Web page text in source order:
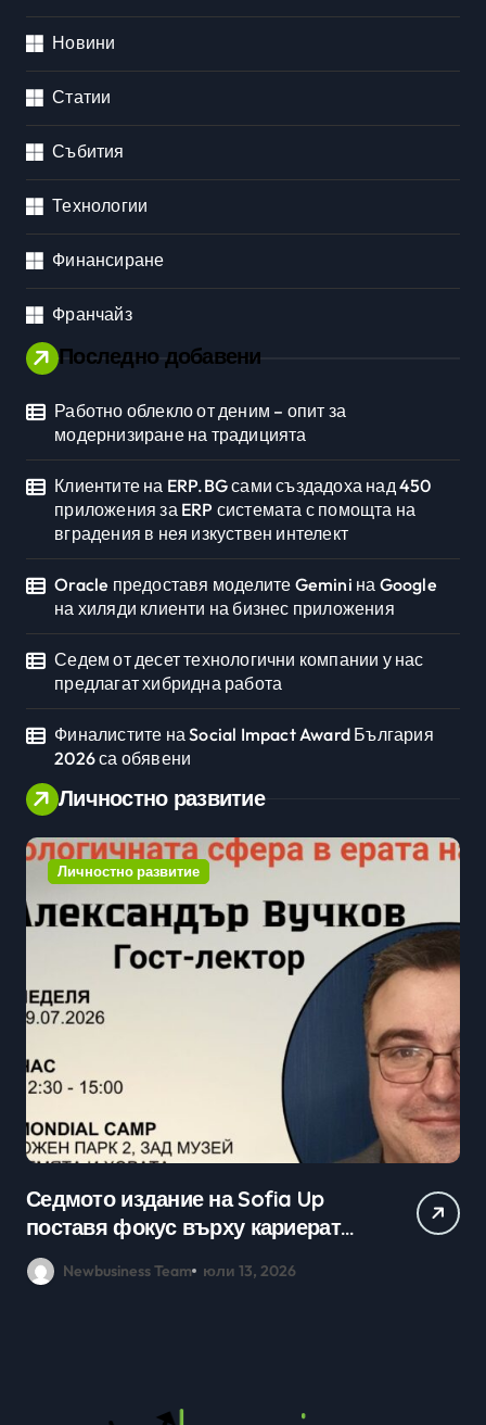
Новини
Статии
Събития
Технологии
Финансиране
Франчайз
Последно добавени
Работно облекло от деним – опит за
модернизиране на традицията
Клиентите на ERP.BG сами създадоха над 450
приложения за ERP системата с помощта на
вградения в нея изкуствен интелект
Oracle предоставя моделите Gemini на Google
на хиляди клиенти на бизнес приложения
Седем от десет технологични компании у нас
предлагат хибридна работа
Финалистите на Social Impact Award България
2026 са обявени
Личностно развитие
Личностно развитие
Седмото издание на Sofia Up
поставя фокус върху кариерата
в технологичния сектор и
възможностите в ерата на AI
Newbusiness Team юли 13, 2026